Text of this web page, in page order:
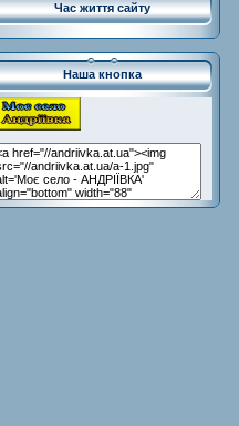
Час життя сайту
Наша кнопка